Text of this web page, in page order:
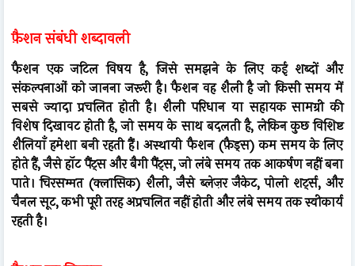
फ़ैशन संबंधी शब्दावली
फैशन एक जटिल विषय है, जिसे समझने के लिए कई शब्दों और
संकल्पनाओं को जानना जरूरी है। फैशन वह शैली है जो किसी समय में
सबसे ज्यादा प्रचलित होती है। शैली परिधान या सहायक सामग्री की
विशेष दिखावट होती है, जो समय के साथ बदलती है, लेकिन कुछ विशिष्ट
शैलियाँ हमेशा बनी रहती हैं। अस्थायी फैशन (फ़ैड्स) कम समय के लिए
होते हैं, जैसे हॉट पैंट्स और बैगी पैंट्स, जो लंबे समय तक आकर्षण नहीं बना
पाते। चिरसम्मत (क्लासिक) शैली, जैसे ब्लेज़र जैकेट, पोलो शर्ट्स, और
चैनल सूट, कभी पूरी तरह अप्रचलित नहीं होती और लंबे समय तक स्वीकार्य
रहती है।